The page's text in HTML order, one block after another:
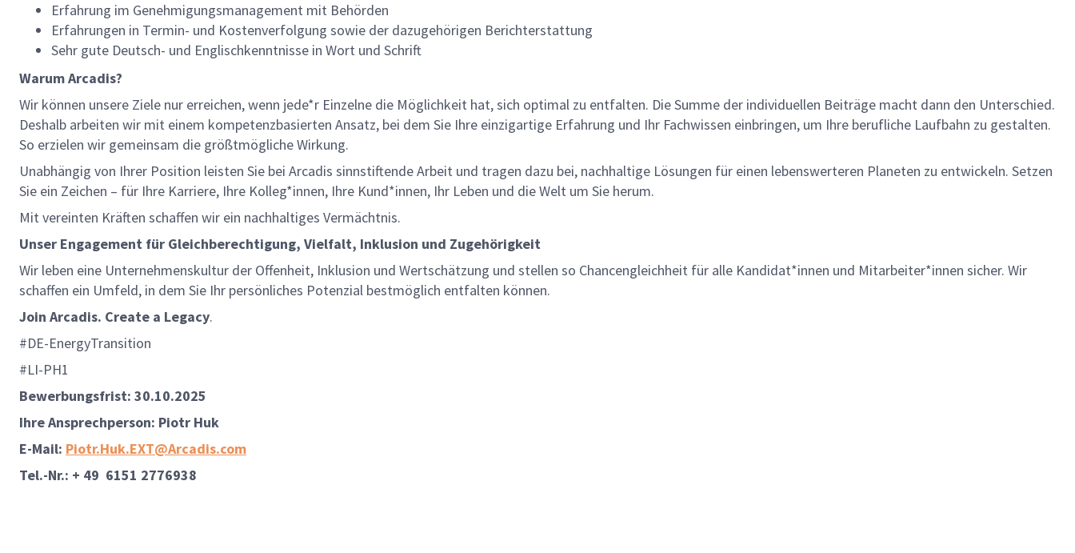
Erfahrung im Genehmigungsmanagement mit Behörden
Erfahrungen in Termin- und Kostenverfolgung sowie der dazugehörigen Berichterstattung
Sehr gute Deutsch- und Englischkenntnisse in Wort und Schrift
Warum Arcadis?
Wir können unsere Ziele nur erreichen, wenn jede*r Einzelne die Möglichkeit hat, sich optimal zu entfalten. Die Summe der individuellen Beiträge macht dann den Unterschied.
Deshalb arbeiten wir mit einem kompetenzbasierten Ansatz, bei dem Sie Ihre einzigartige Erfahrung und Ihr Fachwissen einbringen, um Ihre berufliche Laufbahn zu gestalten.
So erzielen wir gemeinsam die größtmögliche Wirkung.
Unabhängig von Ihrer Position leisten Sie bei Arcadis sinnstiftende Arbeit und tragen dazu bei, nachhaltige Lösungen für einen lebenswerteren Planeten zu entwickeln. Setzen
Sie ein Zeichen – für Ihre Karriere, Ihre Kolleg*innen, Ihre Kund*innen, Ihr Leben und die Welt um Sie herum.
Mit vereinten Kräften schaffen wir ein nachhaltiges Vermächtnis.
Unser Engagement für Gleichberechtigung, Vielfalt, Inklusion und Zugehörigkeit
Wir leben eine Unternehmenskultur der Offenheit, Inklusion und Wertschätzung und stellen so Chancengleichheit für alle Kandidat*innen und Mitarbeiter*innen sicher. Wir
schaffen ein Umfeld, in dem Sie Ihr persönliches Potenzial bestmöglich entfalten können.
Join Arcadis. Create a Legacy.
#DE-EnergyTransition
#LI-PH1
Bewerbungsfrist: 30.10.2025
Ihre Ansprechperson: Piotr Huk
E-Mail: Piotr.Huk.EXT@Arcadis.com
Tel.-Nr.: + 49 6151 2776938